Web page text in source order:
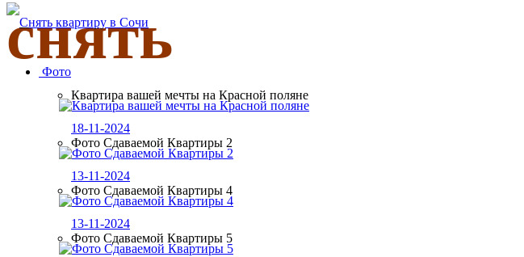
снять
Фото
Квартира вашей мечты на Красной поляне
18-11-2024
Фото Сдаваемой Квартиры 2
13-11-2024
Фото Сдаваемой Квартиры 4
13-11-2024
Фото Сдаваемой Квартиры 5